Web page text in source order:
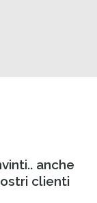
anche
clienti